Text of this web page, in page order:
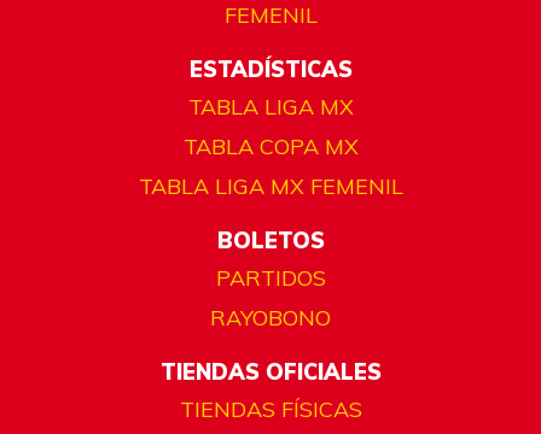
FEMENIL
ESTADÍSTICAS
TABLA LIGA MX
TABLA COPA MX
TABLA LIGA MX FEMENIL
BOLETOS
PARTIDOS
RAYOBONO
TIENDAS OFICIALES
TIENDAS FÍSICAS